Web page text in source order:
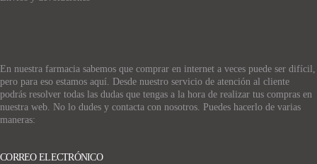
En nuestra farmacia sabemos que comprar en internet a veces puede ser difícil,
pero para eso estamos aquí. Desde nuestro servicio de atención al cliente
podrás resolver todas las dudas que tengas a la hora de realizar tus compras en
nuestra web. No lo dudes y contacta con nosotros. Puedes hacerlo de varias
maneras:
CORREO ELECTRÓNICO